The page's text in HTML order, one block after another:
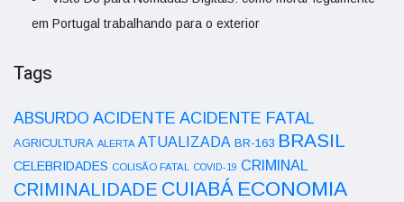
em Portugal trabalhando para o exterior
Tags
ABSURDO ACIDENTE ACIDENTE FATAL
AGRICULTURA ALERTA ATUALIZADA BR-163 BRASIL
CELEBRIDADES COLISÃO FATAL COVID-19 CRIMINAL
CRIMINALIDADE CUIABÁ ECONOMIA